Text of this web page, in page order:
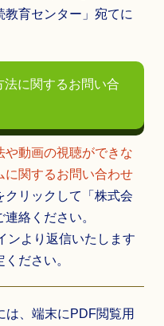
育センター」宛てに
に関するお問い合
や動画の視聴ができな
に関するお問い合わせ
クリックして「株式会
絡ください。
ンより返信いたします
ださい。
は、端末にPDF閲覧用